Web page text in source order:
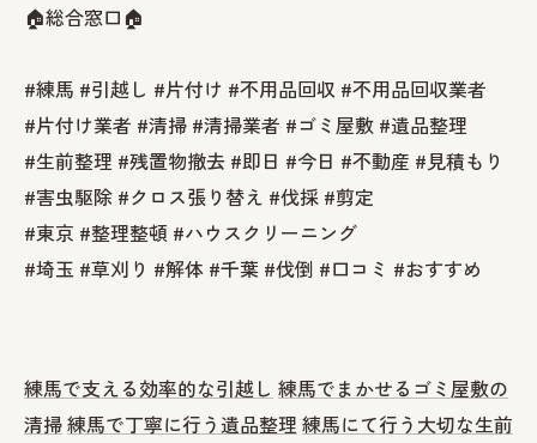
🏠総合窓口🏠
#練馬 #引越し #片付け #不用品回収 #不用品回収業者
#片付け業者 #清掃 #清掃業者 #ゴミ屋敷 #遺品整理
#生前整理 #残置物撤去 #即日 #今日 #不動産 #見積もり
#害虫駆除 #クロス張り替え #伐採 #剪定
#東京 #整理整頓 #ハウスクリーニング
#埼玉 #草刈り #解体 #千葉 #伐倒 #口コミ #おすすめ
練馬で支える効率的な引越し 練馬でまかせるゴミ屋敷の
清掃練馬で丁寧に行う遺品整理 練馬にて行う大切な生前